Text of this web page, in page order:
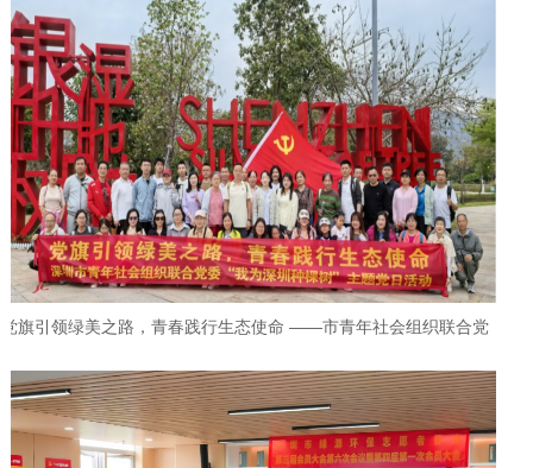
党旗引领绿美之路，青春践行生态使命 ——市青年社会组织联合党